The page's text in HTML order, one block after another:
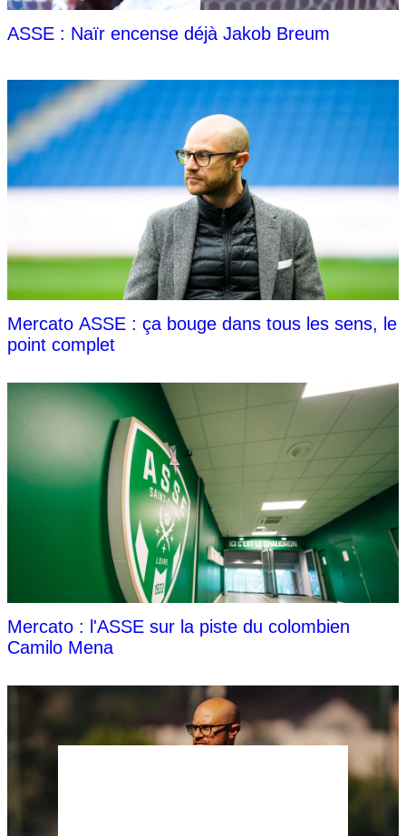
ASSE : Naïr encense déjà Jakob Breum
Mercato ASSE : ça bouge dans tous les sens, le
point complet
Mercato : l'ASSE sur la piste du colombien
Camilo Mena